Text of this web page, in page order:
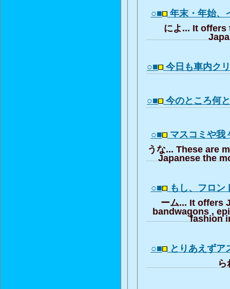
○■ 年末・年始
によ... It
○■ 今日も車内ク
○■ 今のところ何
○■ マスコミや
うな... These are
Japanese the
○■ もし、フロ
ーム... It offers
bandwagons ,
fashion
○■ とりあえず
ら